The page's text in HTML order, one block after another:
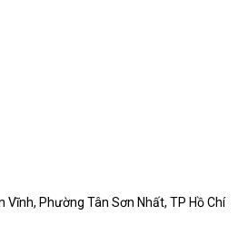
Vĩnh, Phường Tân Sơn Nhất, TP Hồ Chí